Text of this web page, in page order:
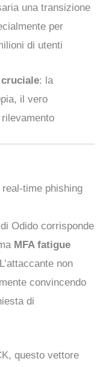
una transizione
per
di utenti
: la
il vero
real-time phishing
Odido corrisponde
MFA fatigue
non
convincendo
di
questo vettore